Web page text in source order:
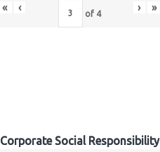
« ‹ of 4 › »
Corporate Social Responsibility